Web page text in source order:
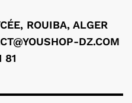
ROUIBA, ALGER
DZ.COM
81